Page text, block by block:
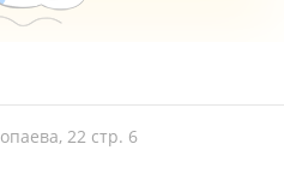
22 стр. 6